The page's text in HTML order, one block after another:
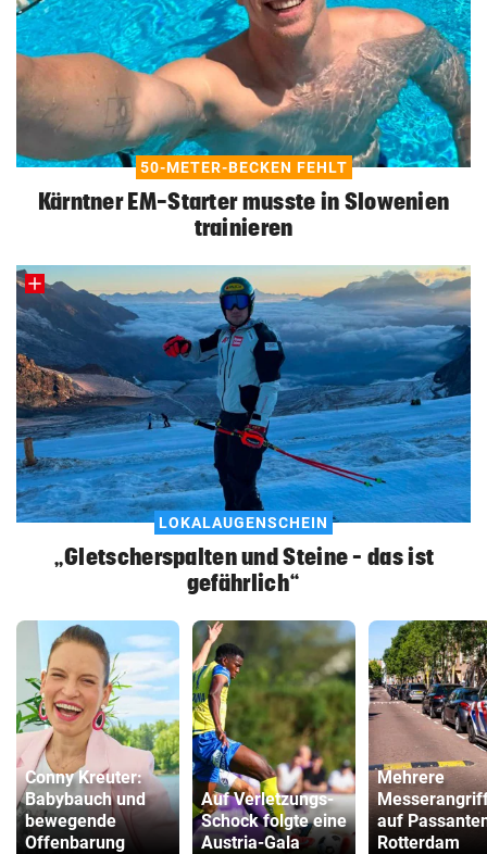
50-METER-BECKEN FEHLT
Kärntner EM-Starter musste in Slowenien
trainieren
LOKALAUGENSCHEIN
„Gletscherspalten und Steine – das ist
gefährlich“
Conny Kreuter:
Babybauch und
bewegende
Offenbarung
Auf Verletzungs-
Schock folgte eine
Austria-Gala
Mehrere
auf
Rotterdam